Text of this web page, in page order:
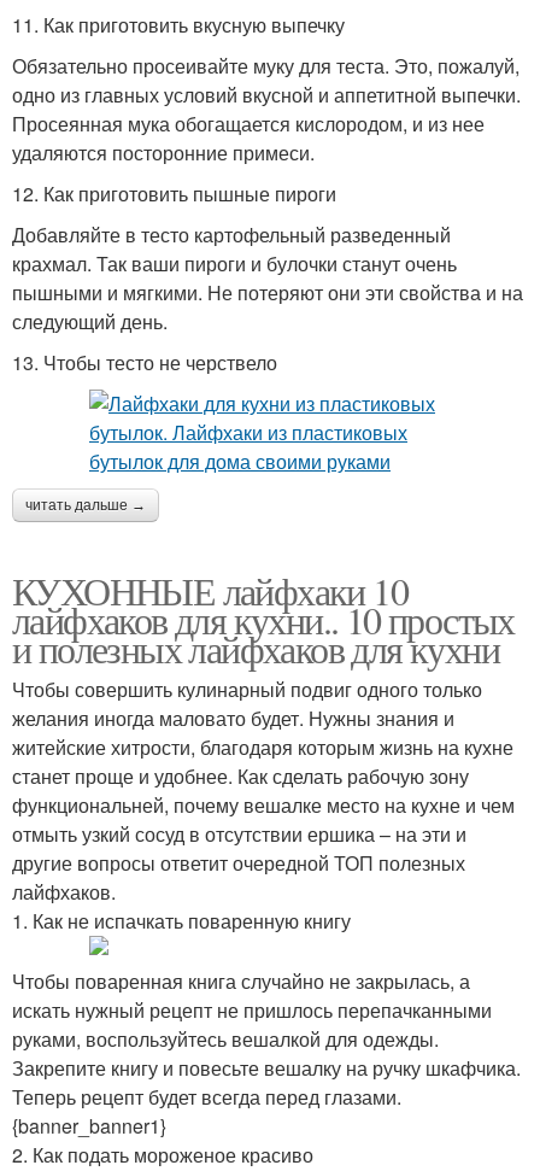
11. Как приготовить вкусную выпечку
Обязательно просеивайте муку для теста. Это, пожалуй,
одно из главных условий вкусной и аппетитной выпечки.
Просеянная мука обогащается кислородом, и из нее
удаляются посторонние примеси.
12. Как приготовить пышные пироги
Добавляйте в тесто картофельный разведенный
крахмал. Так ваши пироги и булочки станут очень
пышными и мягкими. Не потеряют они эти свойства и на
следующий день.
13. Чтобы тесто не черствело
читать дальше →
КУХОННЫЕ лайфхаки 10
лайфхаков для кухни.. 10 простых
и полезных лайфхаков для кухни
Чтобы совершить кулинарный подвиг одного только
желания иногда маловато будет. Нужны знания и
житейские хитрости, благодаря которым жизнь на кухне
станет проще и удобнее. Как сделать рабочую зону
функциональней, почему вешалке место на кухне и чем
отмыть узкий сосуд в отсутствии ершика – на эти и
другие вопросы ответит очередной ТОП полезных
лайфхаков.
1. Как не испачкать поваренную книгу
Чтобы поваренная книга случайно не закрылась, а
искать нужный рецепт не пришлось перепачканными
руками, воспользуйтесь вешалкой для одежды.
Закрепите книгу и повесьте вешалку на ручку шкафчика.
Теперь рецепт будет всегда перед глазами.
{banner_banner1}
2. Как подать мороженое красиво